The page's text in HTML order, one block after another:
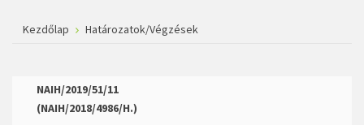
Kezdőlap Határozatok/Végzések
NAIH/2019/51/11
(NAIH/2018/4986/H.)